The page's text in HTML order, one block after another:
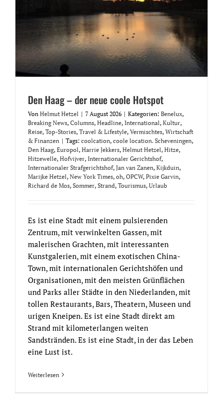
Den Haag – der neue coole Hotspot
Von Helmut Hetzel | 7 August 2026 | Kategorien: Benelux,
Breaking News, Columns, Headline, International, Kultur,
Reise, Top-Stories, Travel & Lifestyle, Vermischtes, Wirtschaft
& Finanzen | Tags: coolcation, coole location. Scheveningen,
Den Haag, Europol, Harrie Jekkers, Helmut Hetzel, Hitze,
Hitzewelle, Hofvijver, Internationaler Gerichtshof,
Internationaler Strafgerichtshof, Jan van Zanen, Kijkduin,
Marijke Hetzel, New York Times, oh, OPCW, Pixie Garvin,
Richard de Mos, Sommer, Strand, Tourismus, Urlaub
Es ist eine Stadt mit einem pulsierenden
Zentrum, mit verwinkelten Gassen, mit
malerischen Grachten, mit interessanten
Kunstgalerien, mit einem exotischen China-
Town, mit internationalen Gerichtshöfen und
Organisationen, mit den meisten Grünflächen
und Parks aller Städte in den Niederlanden, mit
tollen Restaurants, Bars, Theatern, Museen und
urigen Kneipen. Es ist eine Stadt direkt am
Strand mit kilometerlangen weiten
Sandstränden. Es ist eine Stadt, in der das Leben
eine Lust ist.
Weiterlesen